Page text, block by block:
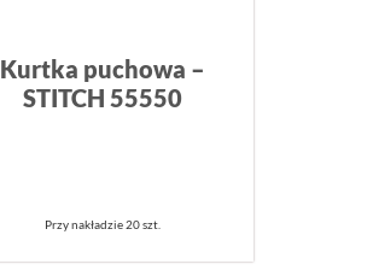
Kurtka puchowa –
STITCH 55550
Przy nakładzie 20 szt.